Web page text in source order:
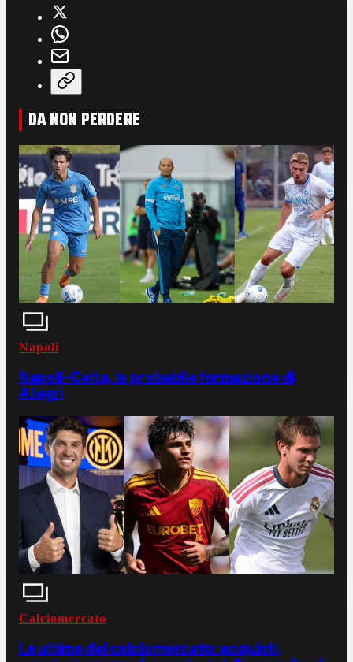
DA NON PERDERE
Napoli
Napoli-Celta, la probabile formazione di
Allegri
Calciomercato
Le ultime dal calciomercato: acquisti,